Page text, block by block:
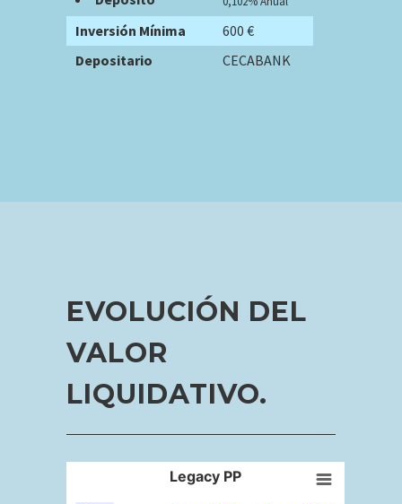
Inversión Mínima
600 €
Depositario
CECABANK
EVOLUCIÓN DEL
VALOR
LIQUIDATIVO.
Legacy PP